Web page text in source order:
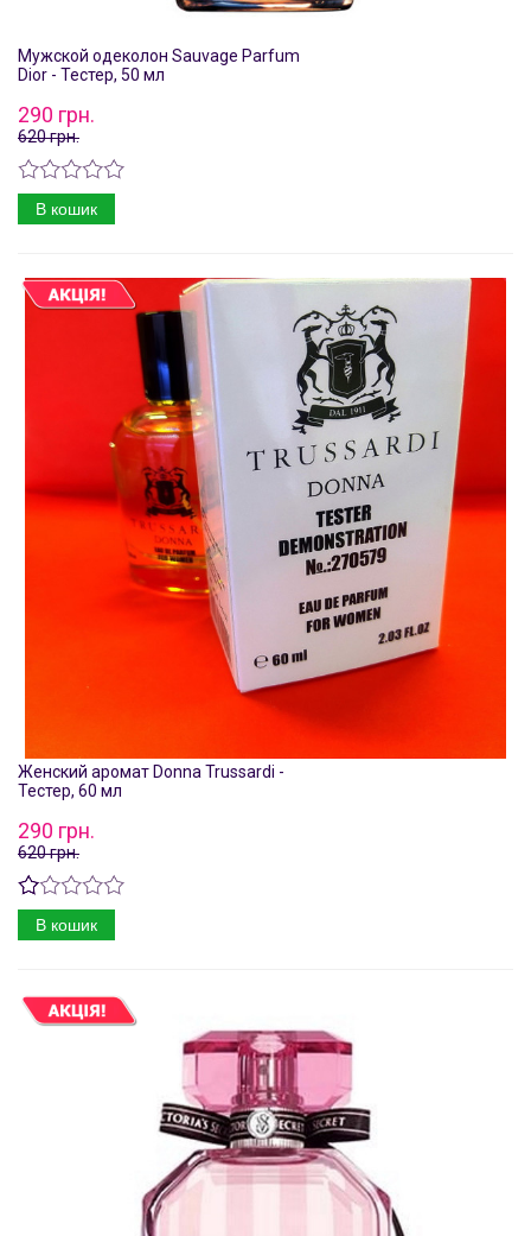
Мужской одеколон Sauvage Parfum
Dior - Тестер, 50 мл
290 грн.
620 грн.
В кошик
Женский аромат Donna Trussardi -
Тестер, 60 мл
290 грн.
620 грн.
В кошик